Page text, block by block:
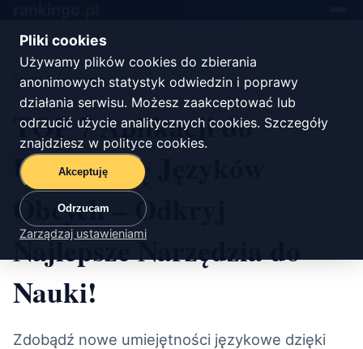
Pliki cookies
Używamy plików cookies do zbierania
anonimowych statystyk odwiedzin i poprawy
działania serwisu. Możesz zaakceptować lub
odrzucić użycie analitycznych cookies. Szczegóły
znajdziesz w polityce cookies.
Akceptuję
Odrzucam
Zarządzaj ustawieniami
Start/edukacja
TOP 7 Aplikacji do
Uczenia się Języków
Obcych – Odkryj
Najlepsze Narzędzia do
Nauki!
Zdobądź nowe umiejętności językowe dzięki